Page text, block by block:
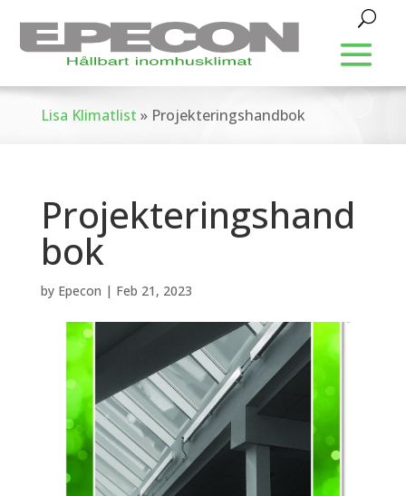
Lisa Klimatlist » Projekteringshandbok
Projekteringshand
bok
by Epecon | Feb 21, 2023